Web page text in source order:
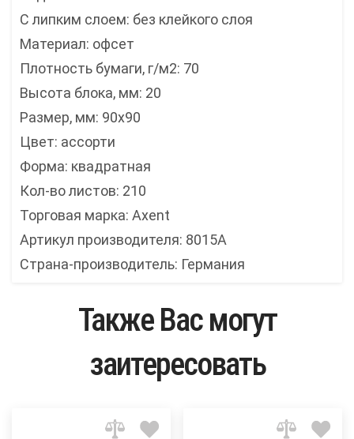
С липким слоем: без клейкого слоя
Материал: офсет
Плотность бумаги, г/м2: 70
Высота блока, мм: 20
Размер, мм: 90x90
Цвет: ассорти
Форма: квадратная
Кол-во листов: 210
Торговая марка: Axent
Артикул производителя: 8015А
Страна-производитель: Германия
Также Вас могут
заитересовать